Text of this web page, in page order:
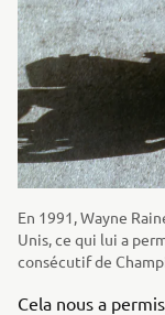
En 1991, Wayne
Unis, ce qui lui a
consécutif de
Cela nous a